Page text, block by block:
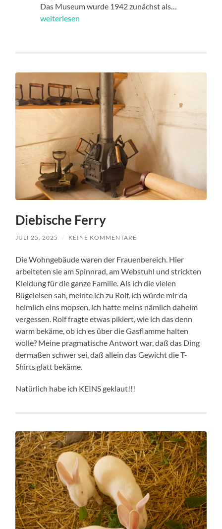
Das Museum wurde 1942 zunächst als…
weiterlesen
Diebische Ferry
JULI 25, 2025 / KEINE KOMMENTARE
Die Wohngebäude waren der Frauenbereich. Hier
arbeiteten sie am Spinnrad, am Webstuhl und strickten
Kleidung für die ganze Familie. Als ich die vielen
Bügeleisen sah, meinte ich zu Rolf, ich würde mir da
heimlich eins mopsen, ich hatte meins nämlich daheim
vergessen. Rolf fragte etwas pikiert, wie ich das denn
warm bekäme, ob ich es über die Gasflamme halten
wolle? Meine pragmatische Antwort war, daß das Ding
dermaßen schwer sei, daß allein das Gewicht die T-
Shirts glatt bekäme.
Natürlich habe ich KEINS geklaut!!!